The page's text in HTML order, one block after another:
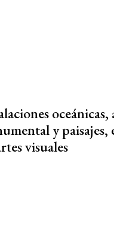
oceánicas,
y paisajes,
visuales